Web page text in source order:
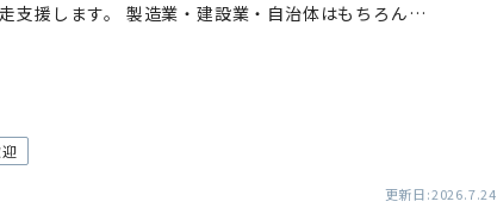
支援します。 製造業・建設業・自治体はもちろん…
更新日:2026.7.24